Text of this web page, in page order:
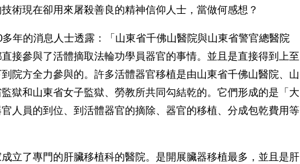
術現在卻用來屠殺善良的精神信仰人士，當做何感想？
年的消息人士透露：「山東省千佛山醫院與山東省警官總醫院
直接參與了活體摘取法輪功學員器官的事情。並且是直接得到上至
院方全力參與的。許多活體器官移植是由山東省千佛山醫院、山
獄和山東省女子監獄、勞教所共同勾結乾的。它們形成的是「大
人員的到位、到活體器官的摘除、器官的移植、分成包乾費用等
立了專門的肝臟移植科的醫院。是開展臟器移植最多，並且是肝